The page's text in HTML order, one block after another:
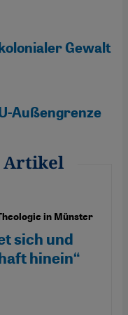
Gewalt
Außengrenze
Artikel
in Münster
sich und
hinein“